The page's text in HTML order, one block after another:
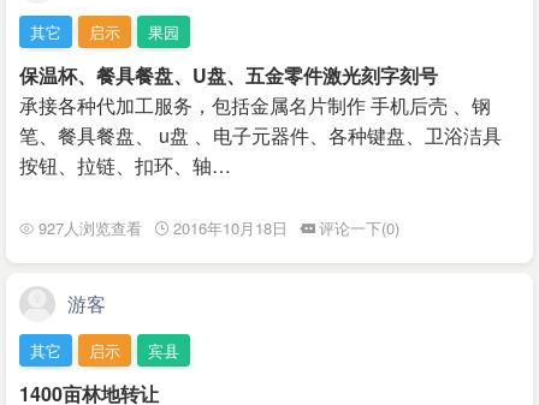
其它 启示 果园
保温杯、餐具餐盘、U盘、五金零件激光刻字刻号
承接各种代加工服务，包括金属名片制作 手机后壳 、钢
笔、餐具餐盘、 u盘 、电子元器件、各种键盘、卫浴洁具
按钮、拉链、扣环、轴…
927人浏览查看 2016年10月18日 评论一下(0)
游客
其它 启示 宾县
1400亩林地转让